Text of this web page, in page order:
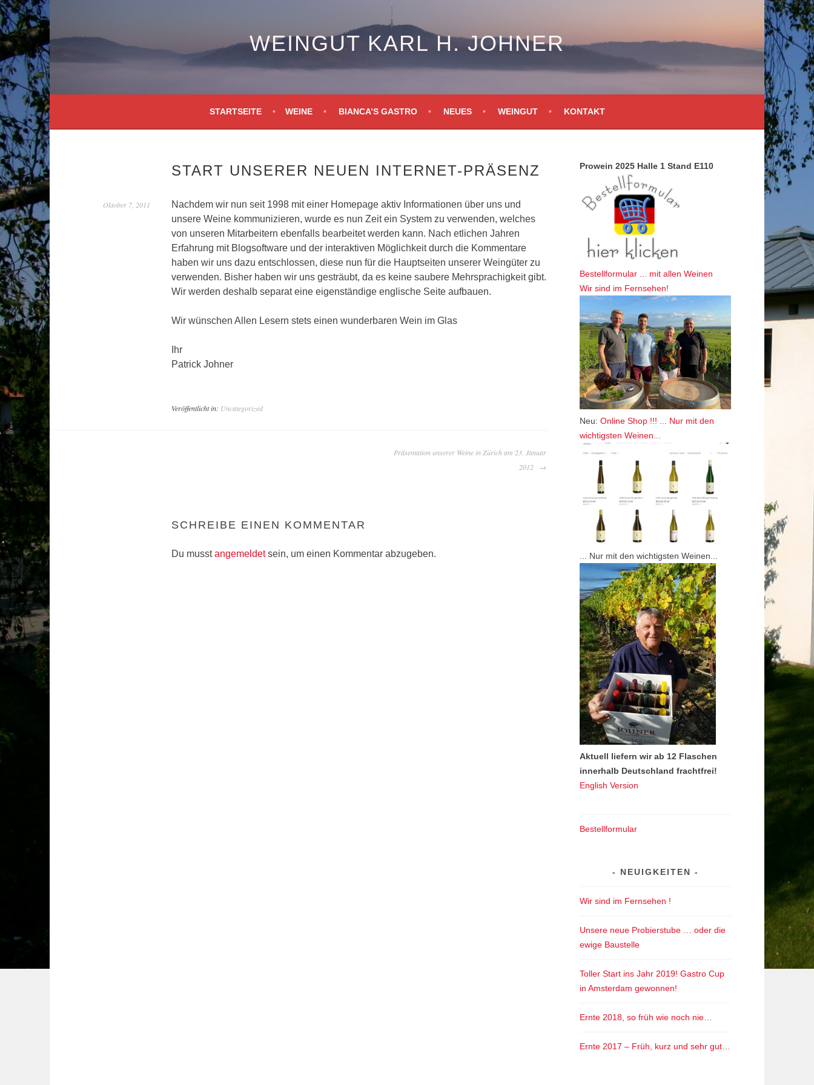
zum
Inhalt
WEINGUT KARL H. JOHNER
STARTSEITE WEINE BIANCA’S GASTRO NEUES WEINGUT KONTAKT
START UNSERER NEUEN INTERNET-PRÄSENZ
Oktober 7, 2011
Nachdem wir nun seit 1998 mit einer Homepage aktiv Informationen über uns und
unsere Weine kommunizieren, wurde es nun Zeit ein System zu verwenden, welches
von unseren Mitarbeitern ebenfalls bearbeitet werden kann. Nach etlichen Jahren
Erfahrung mit Blogsoftware und der interaktiven Möglichkeit durch die Kommentare
haben wir uns dazu entschlossen, diese nun für die Hauptseiten unserer Weingüter zu
verwenden. Bisher haben wir uns gesträubt, da es keine saubere Mehrsprachigkeit gibt.
Wir werden deshalb separat eine eigenständige englische Seite aufbauen.
Wir wünschen Allen Lesern stets einen wunderbaren Wein im Glas
Ihr
Patrick Johner
Veröffentlicht in: Uncategorized
Präsentation unserer Weine in Zürich am 23. Januar
2012
SCHREIBE EINEN KOMMENTAR
Du musstangemeldetsein, um einen Kommentar abzugeben.
Prowein 2025 Halle 1 Stand E110
Bestellformular ... mit allen Weinen
Wir sind im Fernsehen!
Neu: Online Shop !!! ... Nur mit den
wichtigsten Weinen...
... Nur mit den wichtigsten Weinen...
Aktuell liefern wir ab 12 Flaschen
innerhalb Deutschland frachtfrei!
English Version
Bestellformular
NEUIGKEITEN
Wir sind im Fernsehen !
Unsere neue Probierstube … oder die
ewige Baustelle
Toller Start ins Jahr 2019! Gastro Cup
in Amsterdam gewonnen!
Ernte 2018, so früh wie noch nie…
Ernte 2017 – Früh, kurz und sehr gut…